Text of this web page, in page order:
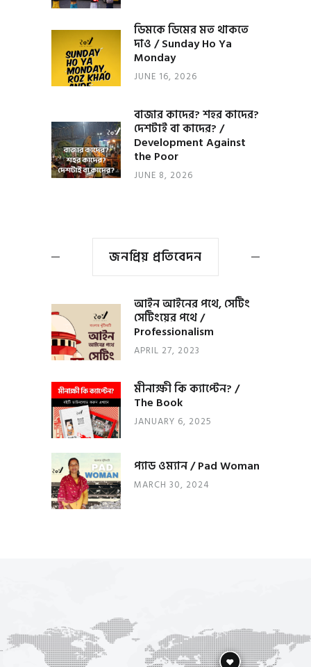
ডিমকে ডিমের মত থাকতে
দাও / Sunday Ho Ya
Monday
JUNE 16, 2026
বাজার কাদের? শহর কাদের?
দেশটাই বা কাদের? /
Development Against
the Poor
JUNE 8, 2026
জনপ্রিয় প্রতিবেদন
আইন আইনের পথে, সেটিং
সেটিংয়ের পথে /
Professionalism
APRIL 27, 2023
মীনাক্ষী কি ক্যাপ্টেন? /
The Book
JANUARY 6, 2025
প্যাড ওম্যান / Pad Woman
MARCH 30, 2024